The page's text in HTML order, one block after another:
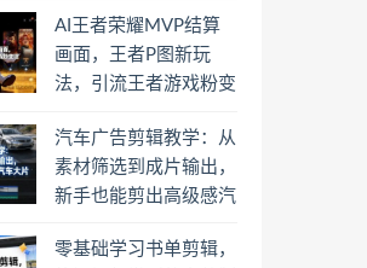
AI王者荣耀MVP结算
画面，王者P图新玩
法，引流王者游戏粉变
汽车广告剪辑教学：从
素材筛选到成片输出，
新手也能剪出高级感汽
零基础学习书单剪辑，